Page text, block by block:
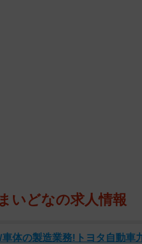
まいどなの求人情報
車体の製造業務!トヨタ自動